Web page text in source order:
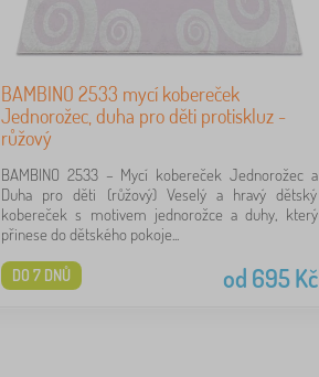
BAMBINO 2533 mycí kobereček
Jednorožec, duha pro děti protiskluz -
růžový
BAMBINO 2533 – Mycí kobereček Jednorožec a
Duha pro děti (růžový) Veselý a hravý dětský
kobereček s motivem jednorožce a duhy, který
přinese do dětského pokoje...
od 695Kč
DO 7 DNŮ